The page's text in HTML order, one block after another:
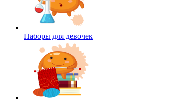
Наборы для девочек